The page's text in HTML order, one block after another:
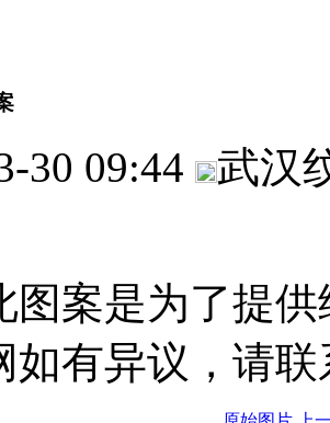
30 09:44
武汉
图案是为了提
如有异议，请